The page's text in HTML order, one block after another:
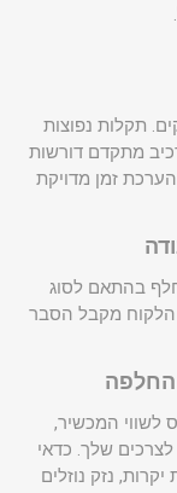
תקלות נפוצות
מתקדם דורשות
זמן מדויקת
בהתאם לסוג
הלקוח מקבל הסבר
החלפה
לשווי המכשיר,
שלך. כדאי
נזק נוזלים